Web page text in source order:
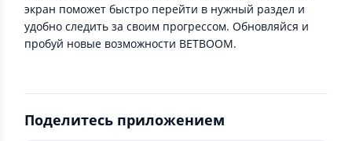
экран поможет быстро перейти в нужный раздел и
удобно следить за своим прогрессом. Обновляйся и
пробуй новые возможности BETBOOM.
Поделитесь приложением